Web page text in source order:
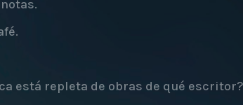
está repleta de obras de qué escritor?